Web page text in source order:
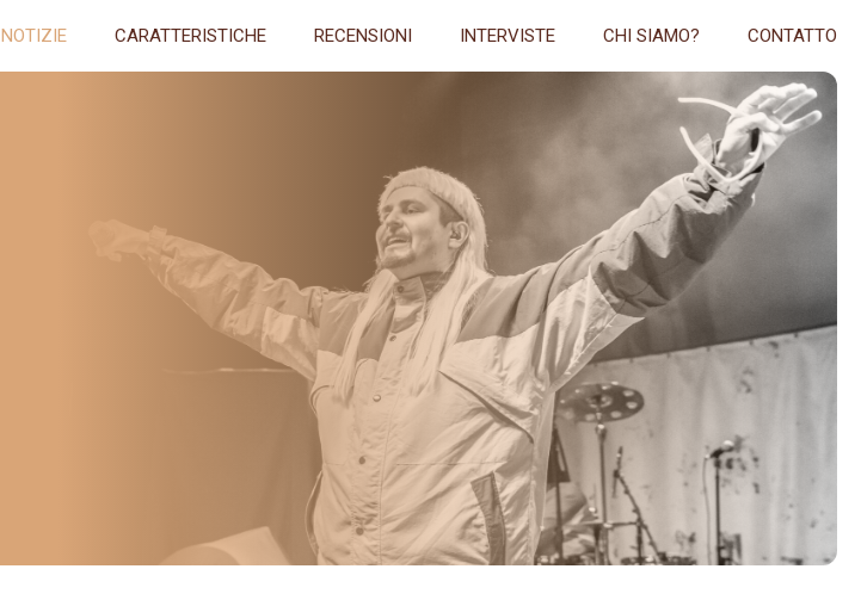
NOTIZIE CARATTERISTICHE RECENSIONI INTERVISTE CHI SIAMO? CONTATTO